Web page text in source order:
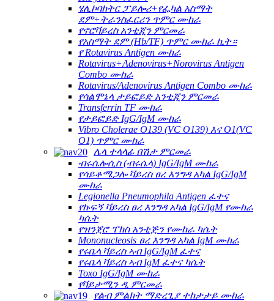
ሄሊኮባክትር ፓይሎሪ+የፌካል አስማት
ደም+ትራንስፈርሪን ጥምር ሙከራ
የኖሮቫይረስ አንቲጂን ምርመራ
የአስማት ደም (Hb/TF) ጥምር ሙከራ ኪት።
የ Rotavirus Antigen ሙከራ
Rotavirus+Adenovirus+Norovirus Antigen
Combo ሙከራ
Rotavirus/Adenovirus Antigen Combo ሙከራ
የሳልሞኔላ ታይፎይድ አንቲጂን ምርመራ
Transferrin TF ሙከራ
የታይፎይድ IgG/IgM ሙከራ
Vibro Cholerae O139 (VC O139) እና O1(VC
O1) ጥምር ሙከራ
ሌላ ተላላፊ በሽታ ምርመራ
ብሩሴሎሲስ (ብሩሴላ) IgG/IgM ሙከራ
የሳይቶሜጋሎ ቫይረስ ፀረ እንግዳ አካል IgG/IgM
ሙከራ
Legionella Pneumophila Antigen ፈተና
የኩፍኝ ቫይረስ ፀረ እንግዳ አካል IgG/IgM የሙከራ
ካሴት
የዝንጀሮ ፐክስ አንቲጅን የሙከራ ካሴት
Mononucleosis ፀረ እንግዳ አካል IgM ሙከራ
የሩቤላ ቫይረስ ኣብ IgG/IgM ፈተና
የሩቤላ ቫይረስ ኣብ IgM ፈተና ካሴት
Toxo IgG/IgM ሙከራ
የቫይታሚን ዲ ምርመራ
የልብ ምልክት ማድረጊያ ተከታታይ ሙከራ